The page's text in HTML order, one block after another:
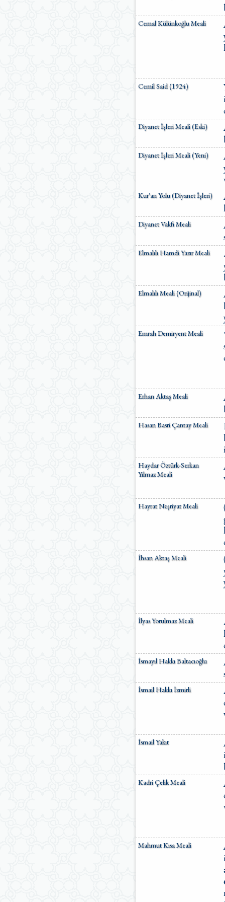
Cemal Külünkoğlu Meali
Cemil Said (1924)
Diyanet İşleri Meali (Eski)
Diyanet İşleri Meali (Yeni)
Kur'an Yolu (Diyanet İşleri)
Diyanet Vakfı Meali
Elmalılı Hamdi Yazır Meali
Elmalılı Meali (Orijinal)
Emrah Demiryent Meali
Erhan Aktaş Meali
Hasan Basri Çantay Meali
Haydar Öztürk-Serkan
Yılmaz Meali
Hayrat Neşriyat Meali
İhsan Aktaş Meali
İlyas Yorulmaz Meali
İsmayıl Hakkı Baltacıoğlu
İsmail Hakkı İzmirli
İsmail Yakıt
Kadri Çelik Meali
Mahmut Kısa Meali